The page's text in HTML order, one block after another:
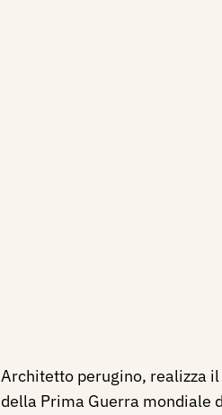
Architetto perugino, realizza
della Prima Guerra mondiale